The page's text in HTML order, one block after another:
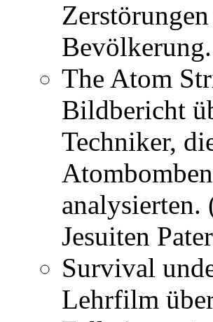
Bevölkerung.
The Atom
Bildbericht
Techniker,
Jesuiten
Survival
Lehrfilm